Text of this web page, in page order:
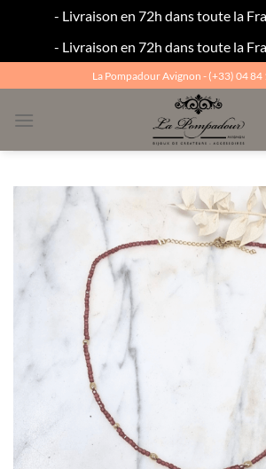
- Livraison en 72h dans toute la
- Livraison en 72h dans toute la
au
contenu
La Pompadour Avignon - (+33) 04 84